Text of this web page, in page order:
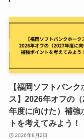
【福岡ソフトバンク
ス】2026年オフの
年度に向けた）補強
トを考えてみよう！
2026年8月2日